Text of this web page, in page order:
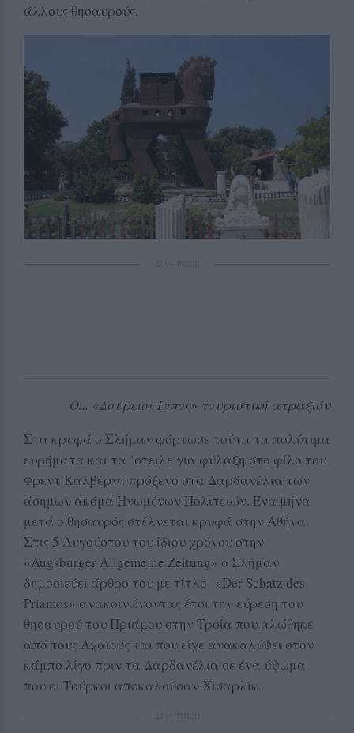
άλλους θησαυρούς.
Ο... «Δούρειος Ίππος» τουριστική ατραξιόν
Στα κρυφά ο Σλήμαν φόρτωσε τούτα τα πολύτιμα
ευρήματα και τα ‘στειλε για φύλαξη στο φίλο του
Φρεντ Καλβέρντ πρόξενο στα Δαρδανέλια των
άσημων ακόμα Ηνωμένων Πολιτειών. Ένα μήνα
μετά ο θησαυρός στέλνεται κρυφά στην Αθήνα.
Στις 5 Αυγούστου του ίδιου χρόνου στην
«Augsburger Allgemeine Zeitung» ο Σλήμαν
δημοσιεύει άρθρο του με τίτλο «Der Schatz des
Priamos» ανακοινώνοντας έτσι την εύρεση του
θησαυρού του Πριάμου στην Τροία που αλώθηκε
από τους Αχαιούς και που είχε ανακαλύψει στον
κάμπο λίγο πριν τα Δαρδανέλια σε ένα ύψωμα
που οι Τούρκοι αποκαλούσαν Χισαρλίκ.